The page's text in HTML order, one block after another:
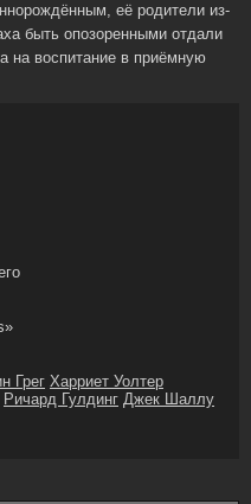
её родители из-
быть опозоренными отдали
на воспитание в приёмную
Грег Харриет Уолтер
Ричард Гулдинг Джек Шаллу